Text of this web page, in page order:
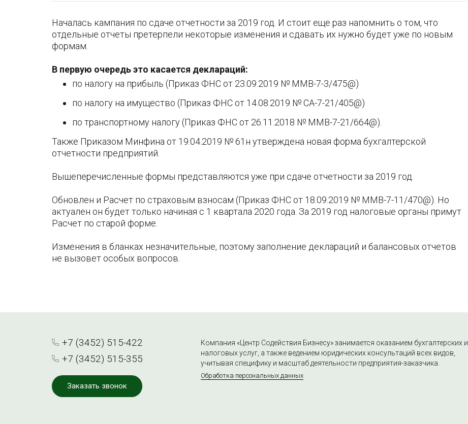
Началась кампания по сдаче отчетности за 2019 год. И стоит еще раз напомнить о том, что
отдельные отчеты претерпели некоторые изменения и сдавать их нужно будет уже по новым
формам.
В первую очередь это касается деклараций:
по налогу на прибыль (Приказ ФНС от 23.09.2019 № ММВ-7-3/475@)
по налогу на имущество (Приказ ФНС от 14.08.2019 № СА-7-21/405@)
по транспортному налогу (Приказ ФНС от 26.11.2018 № ММВ-7-21/664@).
Также Приказом Минфина от 19.04.2019 № 61н утверждена новая форма бухгалтерской
отчетности предприятий.
Вышеперечисленные формы представляются уже при сдаче отчетности за 2019 год.
Обновлен и Расчет по страховым взносам (Приказ ФНС от 18.09.2019 № ММВ-7-11/470@). Но
актуален он будет только начиная с 1 квартала 2020 года. За 2019 год налоговые органы примут
Расчет по старой форме.
Изменения в бланках незначительные, поэтому заполнение деклараций и балансовых отчетов
не вызовет особых вопросов.
+7 (3452) 515-422
+7 (3452) 515-355
Заказать звонок
Компания «Центр Содействия Бизнесу» занимается оказанием бухгалтерских и
налоговых услуг, а также ведением юридических консультаций всех видов,
учитывая специфику и масштаб деятельности предприятия-заказчика.
Обработка персональных данных